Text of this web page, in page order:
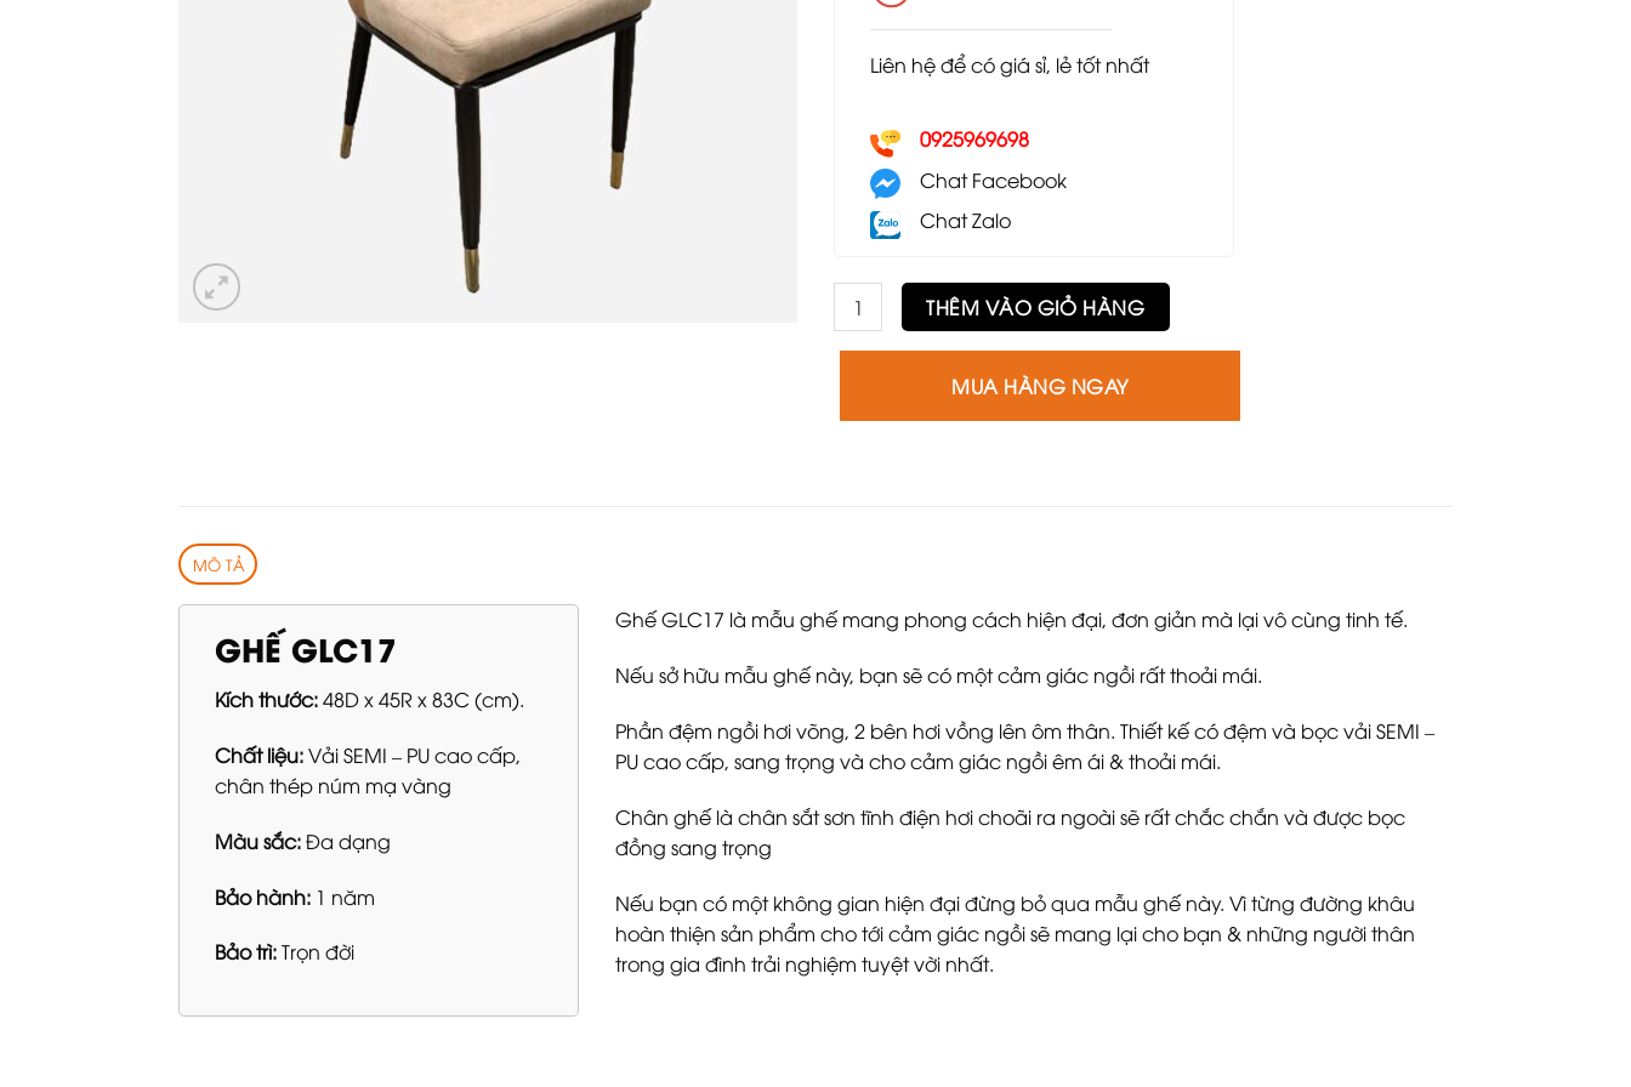
Liên hệ để có giá sỉ, lẻ tốt nhất
0925969698
Chat Facebook
Chat Zalo
Ghế GLC17 số lượngTHÊM VÀO GIỎ HÀNG
MUA HÀNG NGAY
MÔ TẢ
GHẾ GLC17
Kích thước:48D x 45R x 83C (cm).
Chất liệu:Vải SEMI – PU cao cấp,
chân thép núm mạ vàng
Màu sắc:Đa dạng
Bảo hành: 1 năm
Bảo trì:Trọn đời
Ghế GLC17 là mẫu ghế mang phong cách hiện đại, đơn giản mà lại vô cùng tinh tế.
Nếu sở hữu mẫu ghế này, bạn sẽ có một cảm giác ngồi rất thoải mái.
Phần đệm ngồi hơi võng, 2 bên hơi vồng lên ôm thân. Thiết kế có đệm và bọc vải SEMI –
PU cao cấp, sang trọng và cho cảm giác ngồi êm ái & thoải mái.
Chân ghế là chân sắt sơn tĩnh điện hơi choãi ra ngoài sẽ rất chắc chắn và được bọc
đồng sang trọng
Nếu bạn có một không gian hiện đại đừng bỏ qua mẫu ghế này. Vì từng đường khâu
hoàn thiện sản phẩm cho tới cảm giác ngồi sẽ mang lại cho bạn & những người thân
trong gia đình trải nghiệm tuyệt vời nhất.